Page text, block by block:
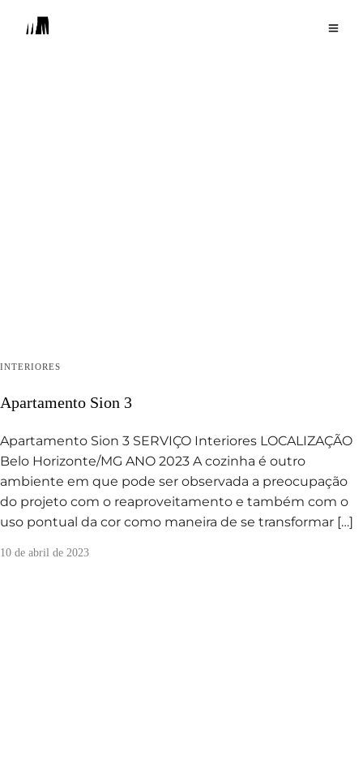
INTERIORES
Apartamento Sion 3
Apartamento Sion 3 SERVIÇO Interiores LOCALIZAÇÃO
Belo Horizonte/MG ANO 2023 A cozinha é outro
ambiente em que pode ser observada a preocupação
do projeto com o reaproveitamento e também com o
uso pontual da cor como maneira de se transformar […]
10 de abril de 2023